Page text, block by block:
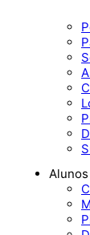
Alunos